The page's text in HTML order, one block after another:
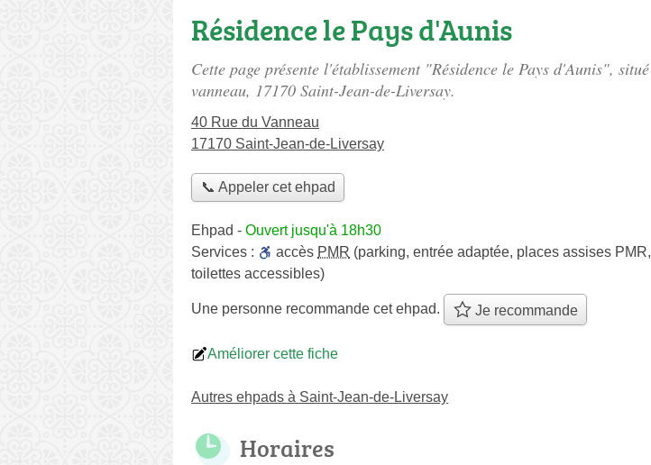
Résidence le Pays d'Aunis
Cette page présente l'établissement "Résidence le Pays d'Aunis", situé
vanneau, 17170 Saint-Jean-de-Liversay.
40 Rue du Vanneau
17170 Saint-Jean-de-Liversay
📞 Appeler cet ehpad
Ehpad - Ouvert jusqu'à 18h30
Services :
accès PMR (parking, entrée adaptée, places assises PMR,
toilettes accessibles)
Une personne recommande cet ehpad. Je recommande
Améliorer cette fiche
Autres ehpads à Saint-Jean-de-Liversay
Horaires